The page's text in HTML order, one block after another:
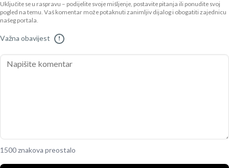
Uključite se u raspravu – podijelite svoje mišljenje, postavite pitanja ili ponudite svoj
pogled na temu. Vaš komentar može potaknuti zanimljiv dijalog i obogatiti zajednicu
našeg portala.
Važna obavijest !
1500 znakova preostalo